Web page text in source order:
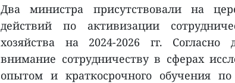
Два министра присутствовали на
действий по активизации
хозяйства на 2024-2026 гг. Согласно
внимание сотрудничеству в сферах
опытом и краткосрочного обучения